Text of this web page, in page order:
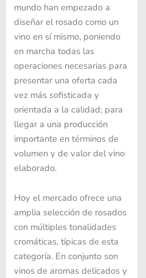
mundo han empezado a
diseñar el rosado como un
vino en sí mismo, poniendo
en marcha todas las
operaciones necesarias para
presentar una oferta cada
vez más sofisticada y
orientada a la calidad; para
llegar a una producción
importante en términos de
volumen y de valor del vino
elaborado.
Hoy el mercado ofrece una
amplia selección de rosados ​
con múltiples tonalidades
cromáticas, típicas de esta
categoría. En conjunto son
vinos de aromas delicados y